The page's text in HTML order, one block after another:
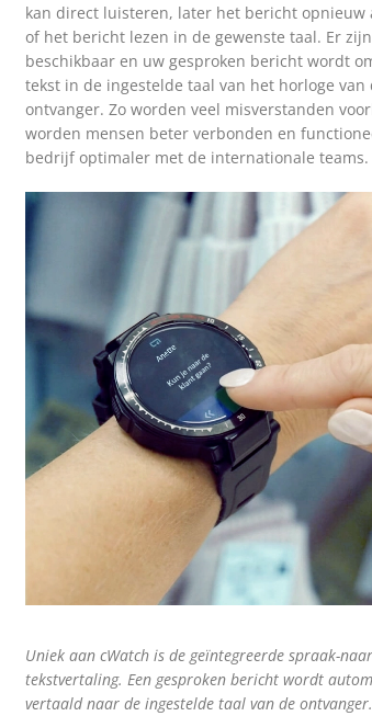
kan direct luisteren, later het bericht opnieuw
of het bericht lezen in de gewenste taal. Er
beschikbaar en uw gesproken bericht wordt
tekst in de ingestelde taal van het horloge van
ontvanger. Zo worden veel misverstanden
worden mensen beter verbonden en
bedrijf optimaler met de internationale teams.
Uniek aan cWatch is de geïntegreerde spraak-
tekstvertaling. Een gesproken bericht wordt
vertaald naar de ingestelde taal van de